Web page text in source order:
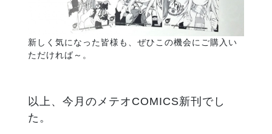
新しく気になった皆様も、ぜひこの機会にご購入い
ただければ～。
以上、今月のメテオCOMICS新刊でし
た。